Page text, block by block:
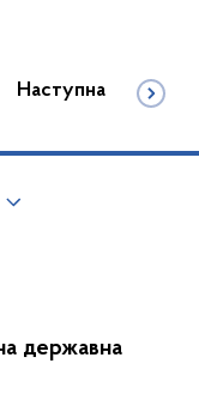
Наступна
державна